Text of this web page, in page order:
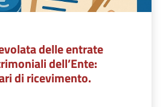
delle entrate
dell’Ente:
di ricevimento.